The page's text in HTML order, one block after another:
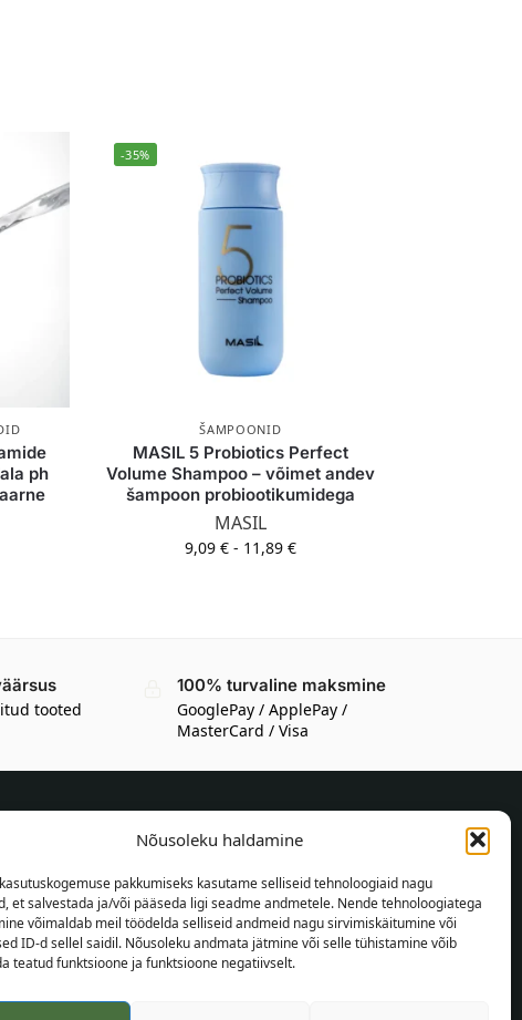
Nõusoleku haldamine
pakkumiseks kasutame selliseid tehnoloogiaid nagu
et salvestada ja/või pääseda ligi seadme andmetele. Nende tehnoloogiatega
võimaldab meil töödelda selliseid andmeid nagu sirvimiskäitumine või
ID-d sellel saidil. Nõusoleku andmata jätmine või selle tühistamine võib
teatud funktsioone ja funktsioone negatiivselt.
ph
-35%
ŠAMPOONID
MASIL 5 Probiotics Perfect
Volume Shampoo – võimet andev
šampoon probiootikumidega
MASIL
9,09 € - 11,89 €
tooted
100% turvaline maksmine
GooglePay / ApplePay /
MasterCard / Visa
TEAVE OSTJALE
Tarnetingimused
Tingimused
Privaatsuspoliitika